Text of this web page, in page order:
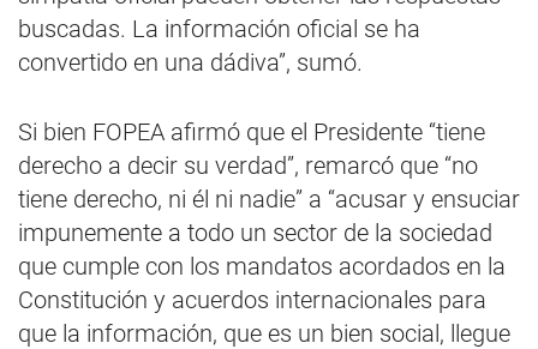
buscadas. La información oficial se ha
convertido en una dádiva”, sumó.
Si bien FOPEA afirmó que el Presidente “tiene
derecho a decir su verdad”, remarcó que “no
tiene derecho, ni él ni nadie” a “acusar y ensuciar
impunemente a todo un sector de la sociedad
que cumple con los mandatos acordados en la
Constitución y acuerdos internacionales para
que la información, que es un bien social, llegue